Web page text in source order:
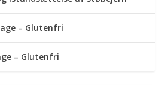
– Glutenfri
– Glutenfri